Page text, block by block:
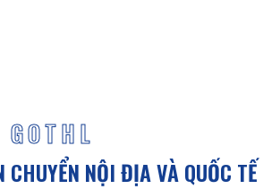
CHUYỂN NỘI ĐỊA VÀ QUỐC TẾ